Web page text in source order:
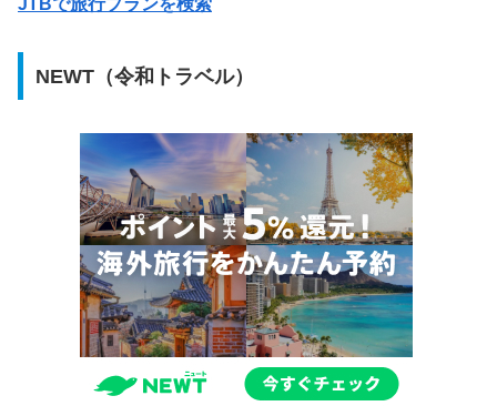
JTBで旅行プランを検索
NEWT（令和トラベル）